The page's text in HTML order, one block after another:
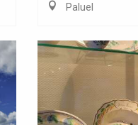
Paluel